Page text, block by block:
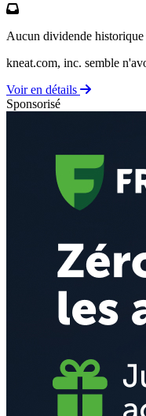
Aucun dividende historique
kneat.com, inc. semble
Voir en détails
Sponsorisé